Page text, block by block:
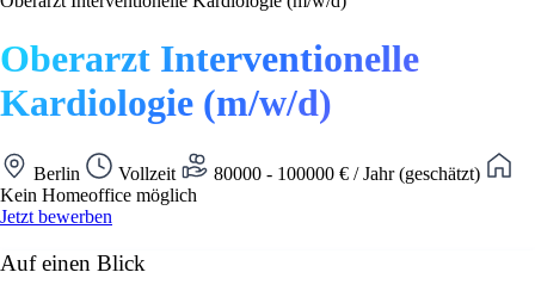
Oberarzt Interventionelle
Kardiologie (m/w/d)
Berlin Vollzeit
80000 - 100000 € / Jahr (geschätzt)
Kein Homeoffice möglich
Jetzt bewerben
Auf einen Blick